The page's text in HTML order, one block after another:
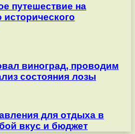
путешествие на
исторического
виноград, проводим
состояния лозы
для отдыха в
вкус и бюджет